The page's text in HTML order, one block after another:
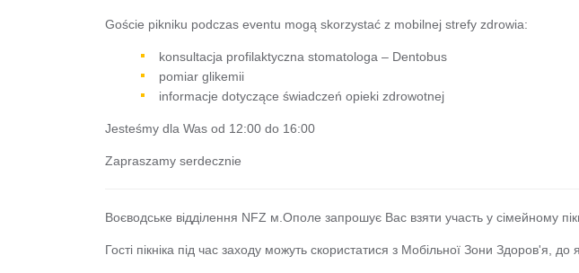
Goście pikniku podczas eventu mogą skorzystać z mobilnej strefy zdrowia:
konsultacja profilaktyczna stomatologa – Dentobus
pomiar glikemii
informacje dotyczące świadczeń opieki zdrowotnej
Jesteśmy dla Was od 12:00 do 16:00
Zapraszamy serdecznie
Воєводське відділення NFZ м.Ополе запрошує Вас взяти участь у сімейному
Гості пікніка під час заходу можуть скористатися з Мобільної Зони Здоров'я, до